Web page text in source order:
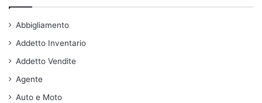
Abbigliamento
Addetto Inventario
Addetto Vendite
Agente
Auto e Moto